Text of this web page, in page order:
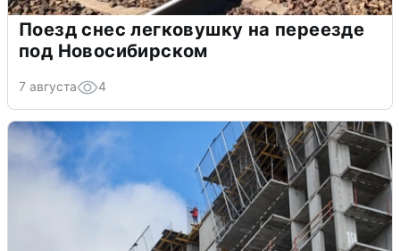
Поезд снес легковушку на переезде
под Новосибирском
7 августа 4